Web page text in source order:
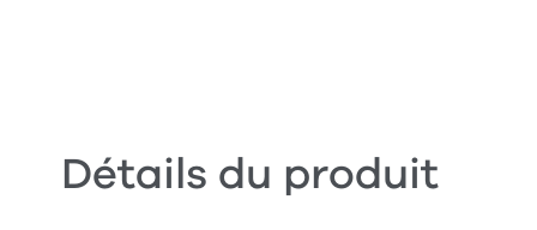
Détails du produit